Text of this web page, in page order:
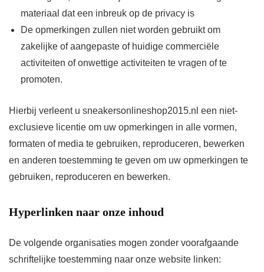
materiaal dat een inbreuk op de privacy is
De opmerkingen zullen niet worden gebruikt om
zakelijke of aangepaste of huidige commerciële
activiteiten of onwettige activiteiten te vragen of te
promoten.
Hierbij verleent u sneakersonlineshop2015.nl een niet-
exclusieve licentie om uw opmerkingen in alle vormen,
formaten of media te gebruiken, reproduceren, bewerken
en anderen toestemming te geven om uw opmerkingen te
gebruiken, reproduceren en bewerken.
Hyperlinken naar onze inhoud
De volgende organisaties mogen zonder voorafgaande
schriftelijke toestemming naar onze website linken: